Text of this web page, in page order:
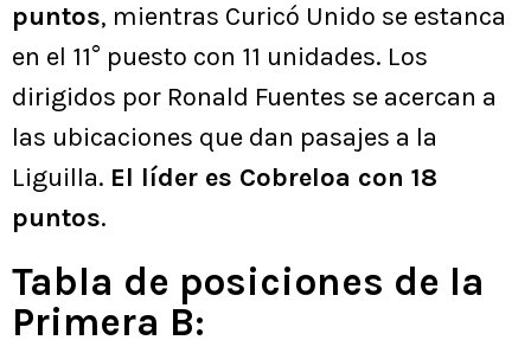
puntos, mientras Curicó Unido se estanca
en el 11° puesto con 11 unidades. Los
dirigidos por Ronald Fuentes se acercan a
las ubicaciones que dan pasajes a la
Liguilla. El líder es Cobreloa con 18
puntos.
Tabla de posiciones de la
Primera B: